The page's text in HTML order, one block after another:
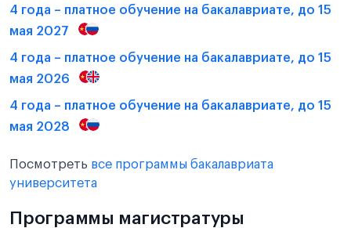
4 года – платное обучение на бакалавриате, до 15
мая 2027
4 года – платное обучение на бакалавриате, до 15
мая 2026
4 года – платное обучение на бакалавриате, до 15
мая 2028
Посмотреть все программы бакалавриата
университета
Программы магистратуры